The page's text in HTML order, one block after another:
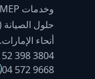
أنحاء الإمارات.
398 3804⁩
⁦04 572 9668⁩